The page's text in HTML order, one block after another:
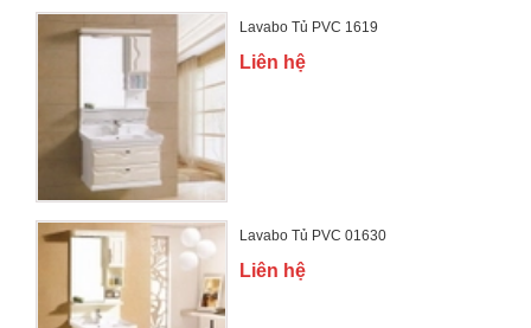
Lavabo Tủ PVC 1619
Liên hệ
Lavabo Tủ PVC 01630
Liên hệ